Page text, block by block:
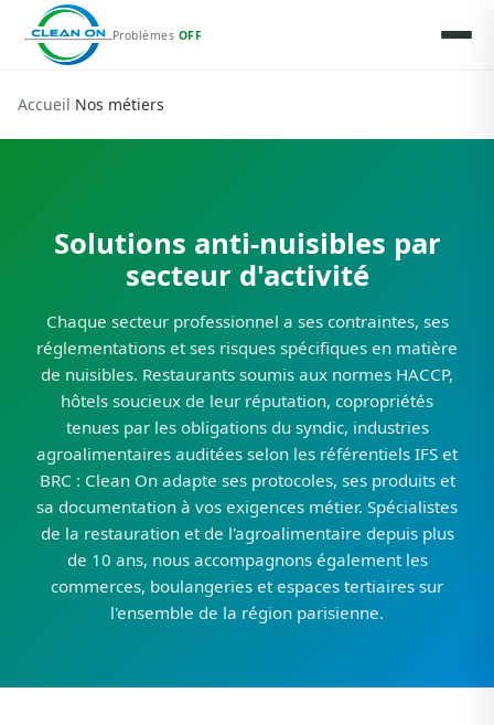
Problèmes OFF
Accueil›Nos métiers
Solutions anti-nuisibles par
secteur d'activité
Chaque secteur professionnel a ses contraintes, ses
réglementations et ses risques spécifiques en matière
de nuisibles. Restaurants soumis aux normes HACCP,
hôtels soucieux de leur réputation, copropriétés
tenues par les obligations du syndic, industries
agroalimentaires auditées selon les référentiels IFS et
BRC : Clean On adapte ses protocoles, ses produits et
sa documentation à vos exigences métier. Spécialistes
de la restauration et de l'agroalimentaire depuis plus
de 10 ans, nous accompagnons également les
commerces, boulangeries et espaces tertiaires sur
l'ensemble de la région parisienne.